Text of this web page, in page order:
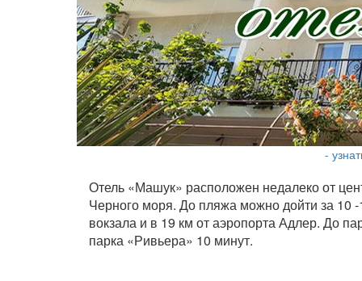
-
Отель «Машук» расположен недалеко от
Черного моря. До пляжа можно дойти за 10
вокзала и в 19 км от аэропорта Адлер. До
парка «Ривьера» 10 минут.